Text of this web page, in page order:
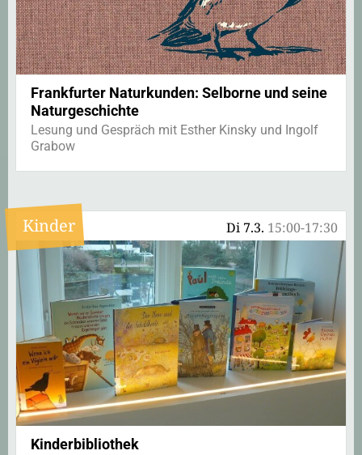
Frankfurter Naturkunden: Selborne und seine
Naturgeschichte
Lesung und Gespräch mit Esther Kinsky und Ingolf
Grabow
Di 7.3. 15:00-17:30
Kinder
Kinderbibliothek